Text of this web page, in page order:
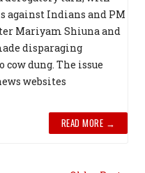
against Indians and PM
Mariyam Shiuna and
disparaging
dung. The issue
websites
READ MORE →